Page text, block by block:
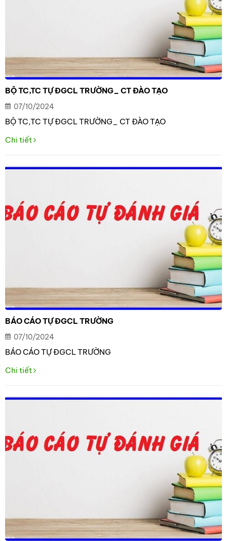
BỘ TC,TC TỰ ĐGCL TRƯỜNG_ CT ĐÀO TẠO
07/10/2024
BỘ TC,TC TỰ ĐGCL TRƯỜNG_ CT ĐÀO TẠO
Chi tiết
BÁO CÁO TỰ ĐGCL TRƯỜNG
07/10/2024
BÁO CÁO TỰ ĐGCL TRƯỜNG
Chi tiết